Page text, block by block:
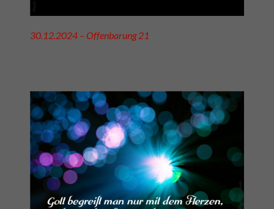
30.12.2024 – Offenbarung 21